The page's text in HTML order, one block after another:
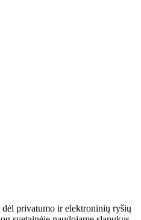
privatumo ir elektroninių ryšių